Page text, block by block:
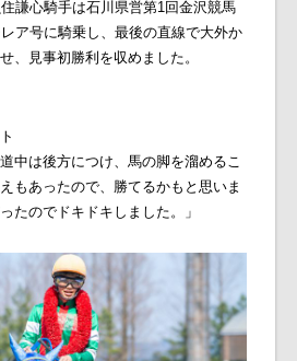
謙心騎手は石川県営第1回金沢競馬
ア号に騎乗し、最後の直線で大外か
、見事初勝利を収めました。
中は後方につけ、馬の脚を溜めるこ
もあったので、勝てるかもと思いま
たのでドキドキしました。」